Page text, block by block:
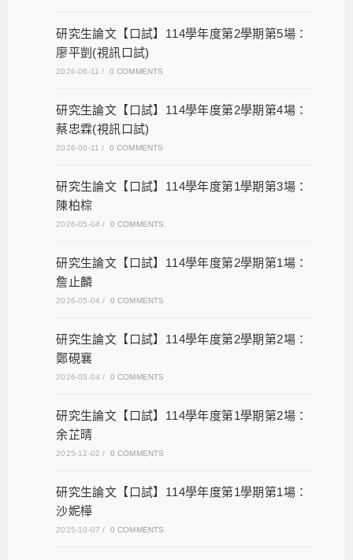
研究生論文【口試】114學年度第2學期第5場：
廖平剴(視訊口試)
2026-06-11 / 0 COMMENTS
研究生論文【口試】114學年度第2學期第4場：
蔡忠霖(視訊口試)
2026-06-11 / 0 COMMENTS
研究生論文【口試】114學年度第1學期第3場：
陳柏棕
2026-05-04 / 0 COMMENTS
研究生論文【口試】114學年度第2學期第1場：
詹止麟
2026-05-04 / 0 COMMENTS
研究生論文【口試】114學年度第2學期第2場：
鄭硯襄
2026-05-04 / 0 COMMENTS
研究生論文【口試】114學年度第1學期第2場：
余芷晴
2025-12-02 / 0 COMMENTS
研究生論文【口試】114學年度第1學期第1場：
沙妮樺
2025-10-07 / 0 COMMENTS